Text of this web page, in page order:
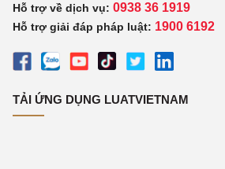
Hỗ trợ về dịch vụ: 0938 36 1919
Hỗ trợ giải đáp pháp luật: 1900 6192
TẢI ỨNG DỤNG LUATVIETNAM